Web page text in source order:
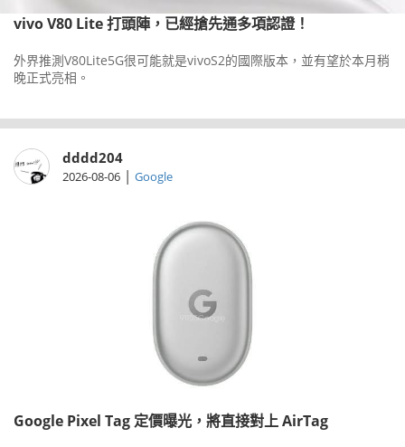
vivo V80 Lite 打頭陣，已經搶先通多項認證！
外界推測V80Lite5G很可能就是vivoS2的國際版本，並有望於本月稍
晚正式亮相。
dddd204
2026-08-06 | Google
Google Pixel Tag 定價曝光，將直接對上 AirTag